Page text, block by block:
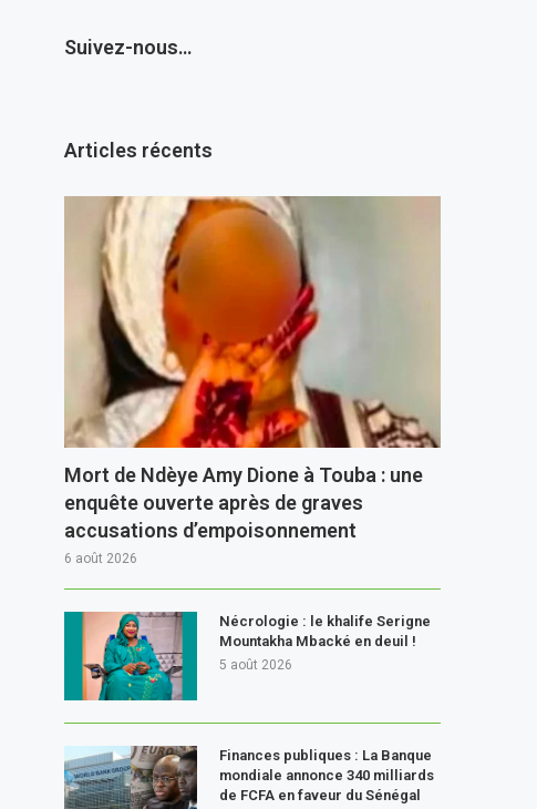
Suivez-nous…
Articles récents
Mort de Ndèye Amy Dione à Touba : une
enquête ouverte après de graves
accusations d’empoisonnement
6 août 2026
Nécrologie : le khalife Serigne
Mountakha Mbacké en deuil !
5 août 2026
Finances publiques : La Banque
mondiale annonce 340 milliards
de FCFA en faveur du Sénégal